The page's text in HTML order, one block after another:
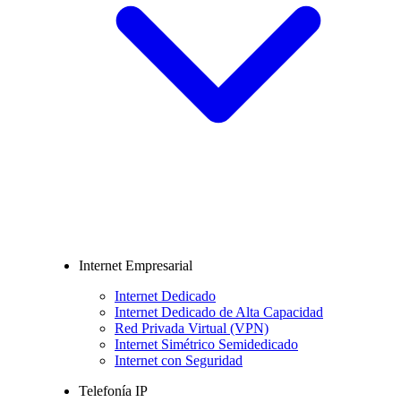
Internet Empresarial
Internet Dedicado
Internet Dedicado de Alta Capacidad
Red Privada Virtual (VPN)
Internet Simétrico Semidedicado
Internet con Seguridad
Telefonía IP